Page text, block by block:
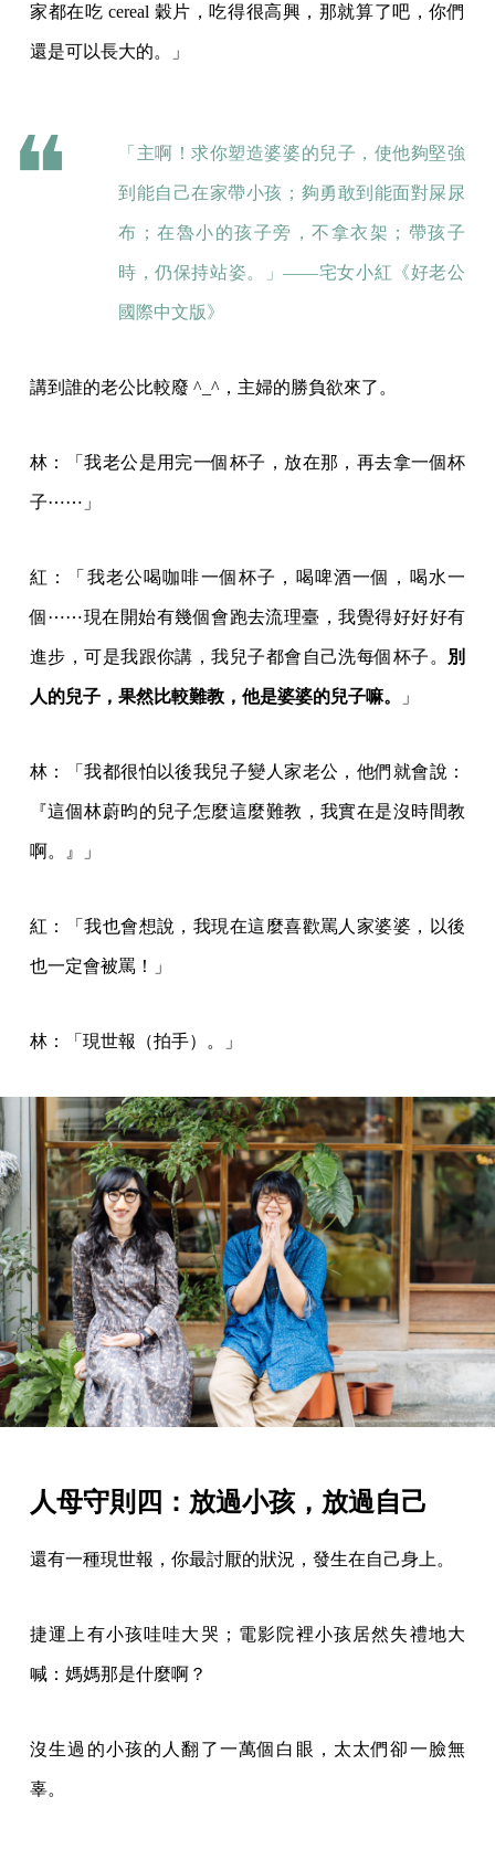
家都在吃 cereal 穀片，吃得很高興，那就算了吧，你們
還是可以長大的。」
「主啊！求你塑造婆婆的兒子，使他夠堅強
到能自己在家帶小孩；夠勇敢到能面對屎尿
布；在魯小的孩子旁，不拿衣架；帶孩子
時，仍保持站姿。」——宅女小紅《好老公
國際中文版》
講到誰的老公比較廢 ^_^，主婦的勝負欲來了。
林：「我老公是用完一個杯子，放在那，再去拿一個杯
子⋯⋯」
紅：「我老公喝咖啡一個杯子，喝啤酒一個，喝水一
個⋯⋯現在開始有幾個會跑去流理臺，我覺得好好好有
進步，可是我跟你講，我兒子都會自己洗每個杯子。 別
人的兒子，果然比較難教，他是婆婆的兒子嘛。 」
林：「我都很怕以後我兒子變人家老公，他們就會說：
『這個林蔚昀的兒子怎麼這麼難教，我實在是沒時間教
啊。』」
紅：「我也會想說，我現在這麼喜歡罵人家婆婆，以後
也一定會被罵！」
林：「現世報（拍手）。」
人母守則四：放過小孩，放過自己
還有一種現世報，你最討厭的狀況，發生在自己身上。
捷運上有小孩哇哇大哭；電影院裡小孩居然失禮地大
喊：媽媽那是什麼啊？
沒生過的小孩的人翻了一萬個白眼，太太們卻一臉無
辜。